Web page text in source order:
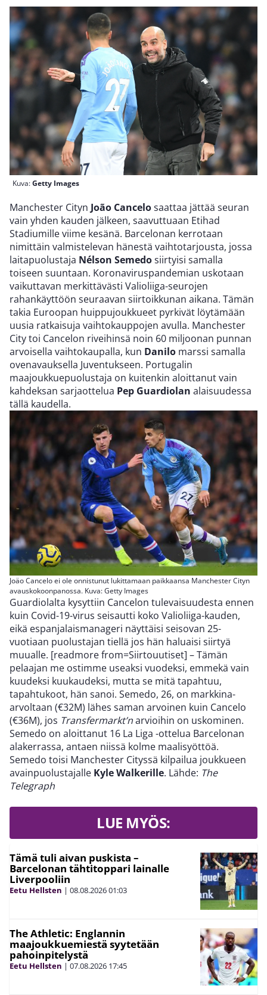
Kuva:Getty Images
Manchester Cityn João Cancelosaattaa jättää seuran
vain yhden kauden jälkeen, saavuttuaan Etihad
Stadiumille viime kesänä. Barcelonan kerrotaan
nimittäin valmistelevan hänestä vaihtotarjousta, jossa
laitapuolustaja Nélson Semedosiirtyisi samalla
toiseen suuntaan. Koronaviruspandemian uskotaan
vaikuttavan merkittävästi Valioliiga-seurojen
rahankäyttöön seuraavan siirtoikkunan aikana. Tämän
takia Euroopan huippujoukkueet pyrkivät löytämään
uusia ratkaisuja vaihtokauppojen avulla. Manchester
City toi Cancelon riveihinsä noin 60 miljoonan punnan
arvoisella vaihtokaupalla, kun Danilo marssi samalla
ovenavauksella Juventukseen. Portugalin
maajoukkuepuolustaja on kuitenkin aloittanut vain
kahdeksan sarjaottelua Pep Guardiolan alaisuudessa
tällä kaudella.
Joäo Cancelo ei ole onnistunut lukittamaan paikkaansa Manchester Cityn
avauskokoonpanossa. Kuva: Getty Images
Guardiolalta kysyttiin Cancelon tulevaisuudesta ennen
kuin Covid-19-virus seisautti koko Valioliiga-kauden,
eikä espanjalaismanageri näyttäisi seisovan 25-
vuotiaan puolustajan tiellä jos hän haluaisi siirtyä
muualle. [readmore from=Siirtouutiset] – Tämän
pelaajan me ostimme useaksi vuodeksi, emmekä vain
kuudeksi kuukaudeksi, mutta se mitä tapahtuu,
tapahtukoot, hän sanoi. Semedo, 26, on markkina-
arvoltaan (€32M) lähes saman arvoinen kuin Cancelo
(€36M), jos Transfermarkt’narvioihin on uskominen.
Semedo on aloittanut 16 La Liga -ottelua Barcelonan
alakerrassa, antaen niissä kolme maalisyöttöä.
Semedo toisi Manchester Cityssä kilpailua joukkueen
avainpuolustajalle Kyle Walkerille. Lähde: The
Telegraph
LUE MYÖS:
Tämä tuli aivan puskista –
Barcelonan tähtitoppari lainalle
Liverpooliin
Eetu Hellsten | 08.08.202601:03
The Athletic: Englannin
maajoukkuemiestä syytetään
pahoinpitelystä
Eetu Hellsten | 07.08.2026 17:45